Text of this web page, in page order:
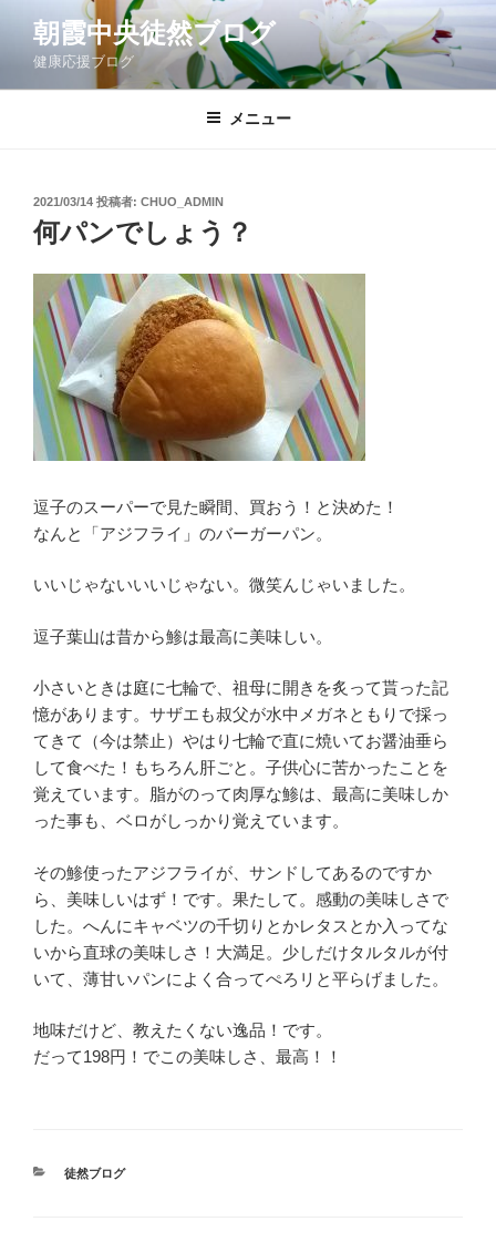
ン
朝霞中央徒然ブログ
健康応援ブログ
メニュー
投
稿
日:
2021/03/14 投稿者: CHUO_ADMIN
何パンでしょう？
逗子のスーパーで見た瞬間、買おう！と決めた！
なんと「アジフライ」のバーガーパン。
いいじゃないいいじゃない。微笑んじゃいました。
逗子葉山は昔から鯵は最高に美味しい。
小さいときは庭に七輪で、祖母に開きを炙って貰った記
憶があります。サザエも叔父が水中メガネともりで採っ
てきて（今は禁止）やはり七輪で直に焼いてお醤油垂ら
して食べた！もちろん肝ごと。子供心に苦かったことを
覚えています。脂がのって肉厚な鯵は、最高に美味しか
った事も、ベロがしっかり覚えています。
その鯵使ったアジフライが、サンドしてあるのですか
ら、美味しいはず！です。果たして。感動の美味しさで
した。へんにキャベツの千切りとかレタスとか入ってな
いから直球の美味しさ！大満足。少しだけタルタルが付
いて、薄甘いパンによく合ってぺろリと平らげました。
地味だけど、教えたくない逸品！です。
だって198円！でこの美味しさ、最高！！
カ
徒然ブログ